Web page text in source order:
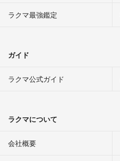
ラクマ最強鑑定
ガイド
ラクマ公式ガイド
ラクマについて
会社概要